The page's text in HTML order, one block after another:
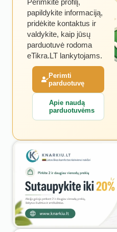
Perimkite profilį,
papildykite informaciją,
pridėkite kontaktus ir
valdykite, kaip jūsų
parduotuvė rodoma
eTikra.LT lankytojams.
Perimti
parduotuvę
Apie naudą
parduotuvėms